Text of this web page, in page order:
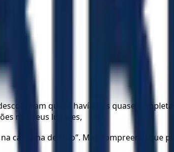
que já havíamos quase
nos seus lugares,
campina de Ono”. Mas compreendi que